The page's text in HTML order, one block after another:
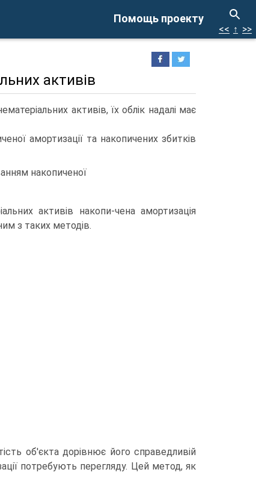
Помощь проекту
<< ↑ >>
активів
активів, їх облік надалі має
амортизації та накопичених збитків
накопиченої
активів накопи-чена амортизація
з таких методів.
об'єкта дорівнює його справедливій
потребують перегляду. Цей метод, як